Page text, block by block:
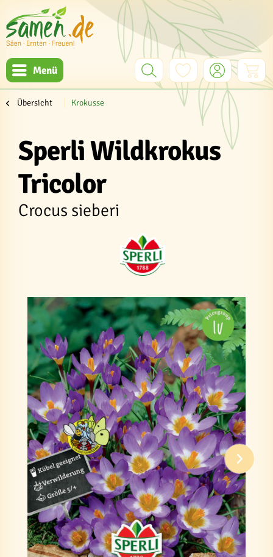
Menü
Übersicht Krokusse
Sperli Wildkrokus
Tricolor
Crocus sieberi